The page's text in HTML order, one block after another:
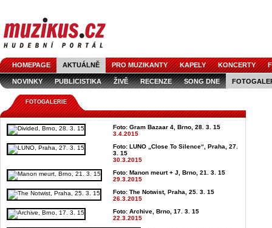
HOMEPAGE AKTUÁLNĚ PRO MUZIKANTY KAPELY KONCERTY
NOVINKY PUBLICISTIKA ŽIVĚ RECENZE SONG DNE
FOTOGALERIE
Foto: Gram Bazaar 4, Brno, 28. 3. 15
3.4.2015
Foto: LUNO „Close To Silence“, Praha, 27.
3. 15
30.3.2015
Foto: Manon meurt + J, Brno, 21. 3. 15
29.3.2015
Foto: The Notwist, Praha, 25. 3. 15
26.3.2015
Foto: Archive, Brno, 17. 3. 15
22.3.2015